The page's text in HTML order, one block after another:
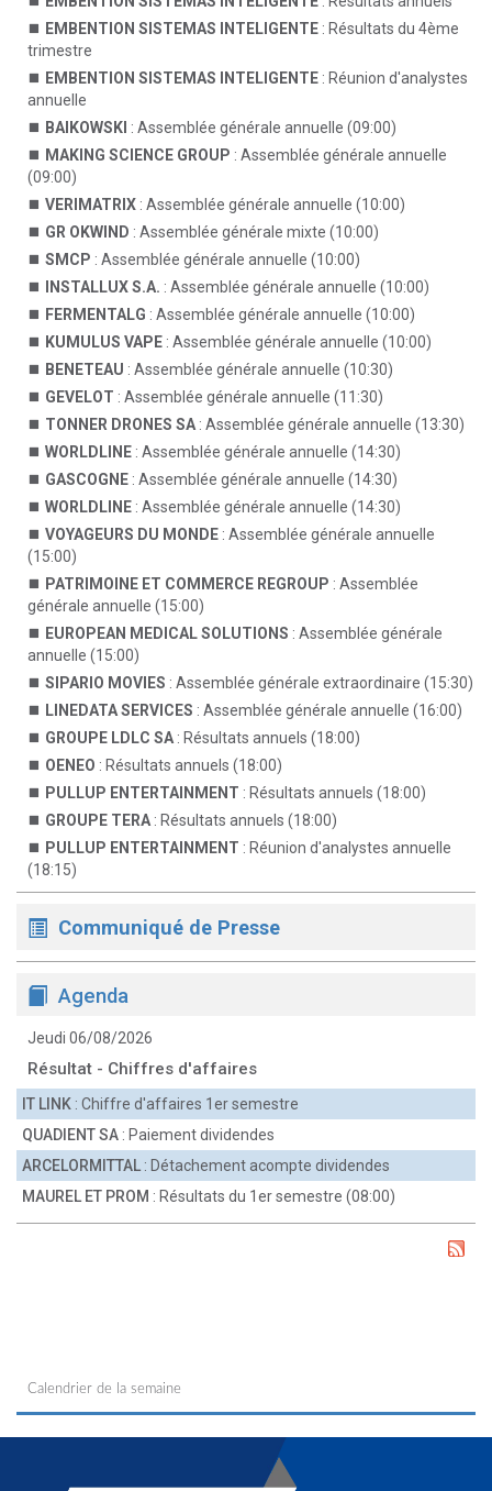
EMBENTION SISTEMAS INTELIGENTE : Résultats du 4ème
trimestre
EMBENTION SISTEMAS INTELIGENTE : Réunion d'analystes
annuelle
BAIKOWSKI : Assemblée générale annuelle (09:00)
MAKING SCIENCE GROUP : Assemblée générale annuelle
(09:00)
VERIMATRIX : Assemblée générale annuelle (10:00)
GR OKWIND : Assemblée générale mixte (10:00)
SMCP : Assemblée générale annuelle (10:00)
INSTALLUX S.A. : Assemblée générale annuelle (10:00)
FERMENTALG : Assemblée générale annuelle (10:00)
KUMULUS VAPE : Assemblée générale annuelle (10:00)
BENETEAU : Assemblée générale annuelle (10:30)
GEVELOT : Assemblée générale annuelle (11:30)
TONNER DRONES SA : Assemblée générale annuelle (13:30)
WORLDLINE : Assemblée générale annuelle (14:30)
GASCOGNE : Assemblée générale annuelle (14:30)
WORLDLINE : Assemblée générale annuelle (14:30)
VOYAGEURS DU MONDE : Assemblée générale annuelle
(15:00)
PATRIMOINE ET COMMERCE REGROUP : Assemblée
générale annuelle (15:00)
EUROPEAN MEDICAL SOLUTIONS : Assemblée générale
annuelle (15:00)
SIPARIO MOVIES : Assemblée générale extraordinaire (15:30)
LINEDATA SERVICES : Assemblée générale annuelle (16:00)
GROUPE LDLC SA : Résultats annuels (18:00)
OENEO : Résultats annuels (18:00)
PULLUP ENTERTAINMENT : Résultats annuels (18:00)
GROUPE TERA : Résultats annuels (18:00)
PULLUP ENTERTAINMENT : Réunion d'analystes annuelle
(18:15)
Communiqué de Presse
Agenda
Jeudi 06/08/2026
Résultat - Chiffres d'affaires
IT LINK : Chiffre d'affaires 1er semestre
QUADIENT SA : Paiement dividendes
ARCELORMITTAL : Détachement acompte dividendes
MAUREL ET PROM : Résultats du 1er semestre (08:00)
Calendrier de la semaine